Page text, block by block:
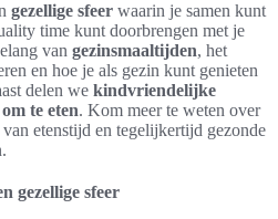
gezellige sfeer waarin je samen kunt
time kunt doorbrengen met je
van gezinsmaaltijden, het
en hoe je als gezin kunt genieten
delen we kindvriendelijke
te eten. Kom meer te weten over
etenstijd en tegelijkertijd gezonde
gezellige sfeer